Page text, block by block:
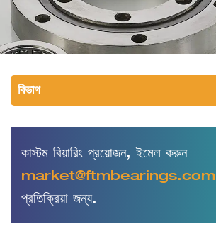
বিভাগ
কাস্টম বিয়ারিং প্রয়োজন, ইমেল করুন
market@ftmbearings.com
প্রতিক্রিয়া জন্য.